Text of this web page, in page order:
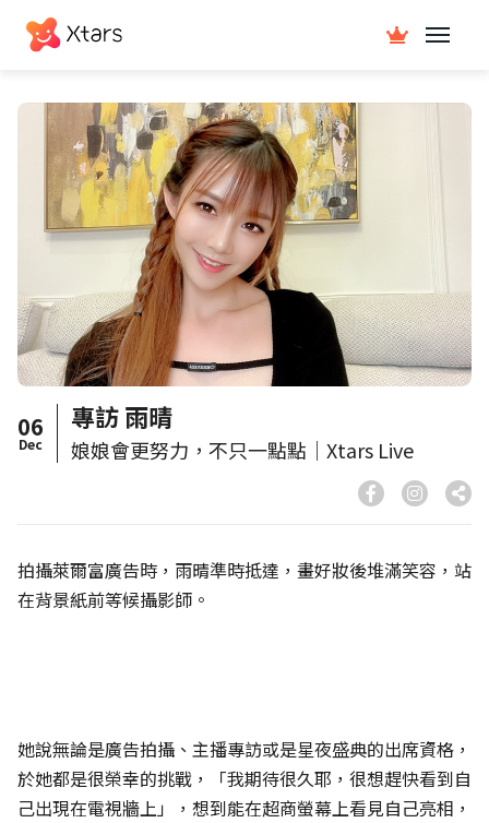
06
Dec
專訪 雨晴
娘娘會更努力，不只一點點｜Xtars Live
拍攝萊爾富廣告時，雨晴準時抵達，畫好妝後堆滿笑容，站
在背景紙前等候攝影師。
她說無論是廣告拍攝、主播專訪或是星夜盛典的出席資格，
於她都是很榮幸的挑戰，「我期待很久耶，很想趕快看到自
己出現在電視牆上」，想到能在超商螢幕上看見自己亮相，